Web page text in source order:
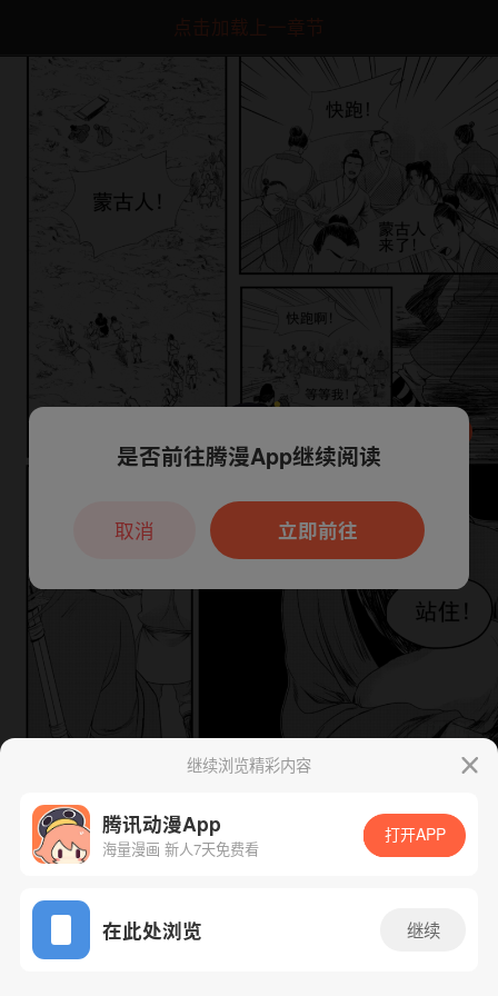
点击加载上一章节
App免费看
下一话 腾漫App免费看
继续浏览精彩内容
腾讯动漫App
海量漫画 新人7天免费看
打开APP
在此处浏览 继续
本章节仅支持App阅读，可打开App新用
户7天免费看
是否前往腾漫App继续阅读
立即前往
取消